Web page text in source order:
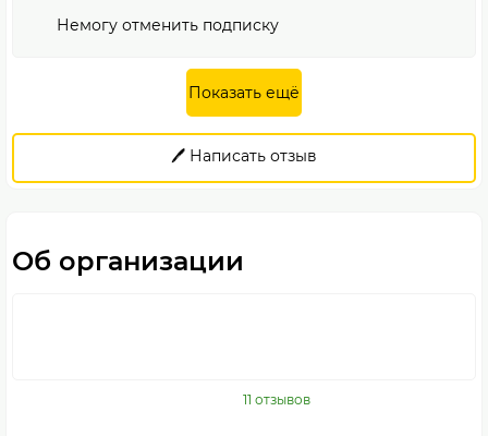
Немогу отменить подписку
Показать ещё
🖊️ Написать отзыв
Об организации
11 отзывов